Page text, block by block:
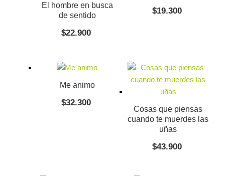
El hombre en busca
de sentido
$22.900
$19.300
Me animo
$32.300
Cosas que piensas
cuando te muerdes las
uñas
$43.900